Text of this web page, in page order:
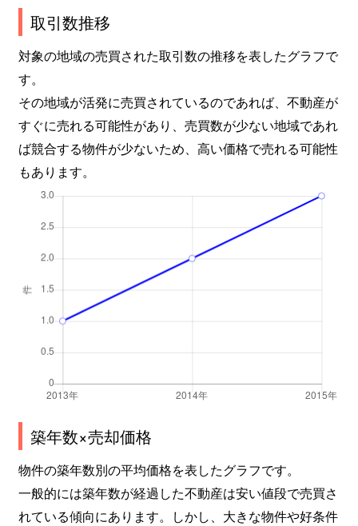
取引数推移
対象の地域の売買された取引数の推移を表したグラフで
す。
その地域が活発に売買されているのであれば、不動産が
すぐに売れる可能性があり、売買数が少ない地域であれ
ば競合する物件が少ないため、高い価格で売れる可能性
もあります。
築年数×売却価格
物件の築年数別の平均価格を表したグラフです。
一般的には築年数が経過した不動産は安い値段で売買さ
れている傾向にあります。しかし、大きな物件や好条件